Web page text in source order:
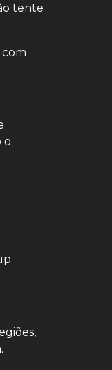
tente
com
o